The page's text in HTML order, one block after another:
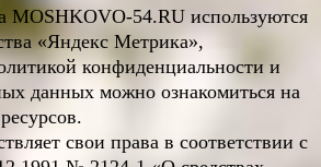
MOSHKOVO-54.RU используются
«Яндекс Метрика»,
конфиденциальности и
данных можно ознакомиться на
свои права в соответствии с